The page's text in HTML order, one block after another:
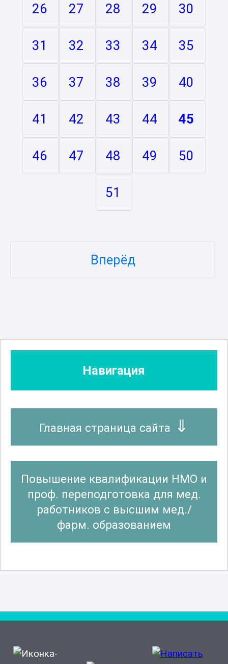
26 27 28 29 30
31 32 33 34 35
36 37 38 39 40
41 42 43 44 45
46 47 48 49 50
51
Вперёд
Навигация
Главная страница сайта
Повышение квалификации НМО и
проф. переподготовка для мед.
работников с высшим мед./
фарм. образованием